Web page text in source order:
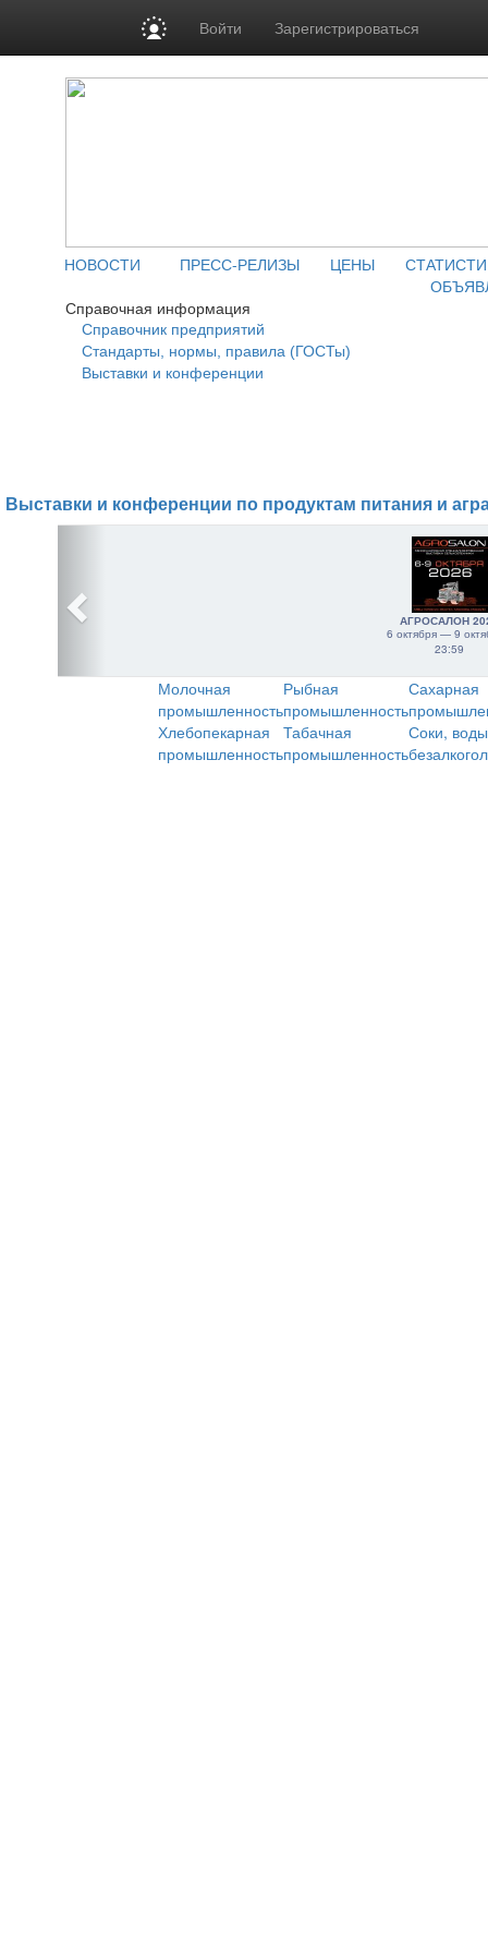
Войти Зарегистрироваться
НОВОСТИ ПРЕСС-РЕЛИЗЫ ЦЕНЫ
Справочная информация
Справочник предприятий
Стандарты, нормы, правила (ГОСТы)
Выставки и конференции
Выставки и конференции по продуктам питания и
АГРОСАЛОН
6 октября — 9
23:59
Молочная
промышленность
Рыбная
промышленность
Сахарная
Хлебопекарная
промышленность
Табачная
промышленность
Соки,